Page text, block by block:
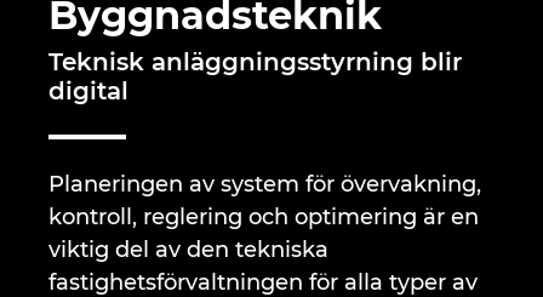
Byggnadsteknik
Teknisk anläggningsstyrning blir
digital
Planeringen av system för övervakning,
kontroll, reglering och optimering är en
viktig del av den tekniska
fastighetsförvaltningen för alla typer av
Byggnadsteknik
Användarrapporter
Konfiguration
EPLAN Data Portal
EPLAN-utbildning för klassrum
EPLAN Collaboration Apps
Kontor
Kontakt
Brunei
Bulgaria
Canada
Chile
China